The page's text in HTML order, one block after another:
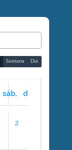
Semana Día
sáb. dom.
2